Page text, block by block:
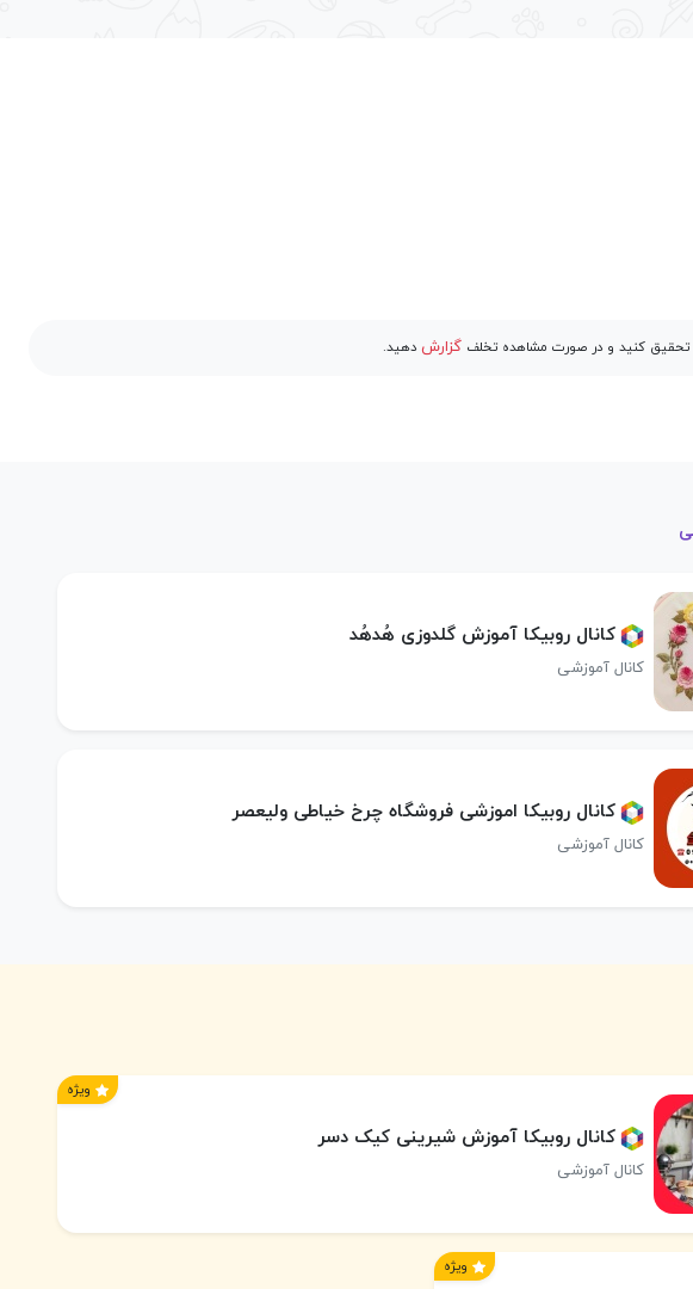
تحقیق کنید و در صورت مشاهده تخلفگزارش دهید.
کانال روبیکا آموزش گلدوزی هُدهُد
کانال آموزشی
کانال روبیکا اموزشی فروشگاه چرخ خیاطی ولیعصر
کانال آموزشی
ویژه
کانال روبیکا آموزش شیرینی کیک دسر
کانال آموزشی
ویژه